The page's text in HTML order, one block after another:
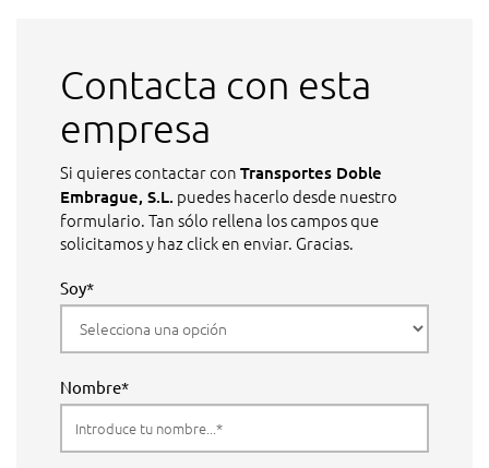
Contacta con esta
empresa
Si quieres contactar con Transportes Doble
Embrague, S.L. puedes hacerlo desde nuestro
formulario. Tan sólo rellena los campos que
solicitamos y haz click en enviar. Gracias.
Soy*
Nombre*